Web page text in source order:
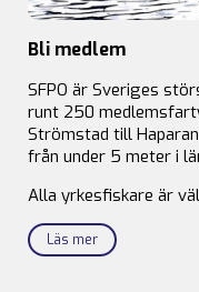
Bli medlem
SFPO är Sveriges
runt 250
Strömstad till
från under 5 meter i
Alla yrkesfiskare är
Läs mer